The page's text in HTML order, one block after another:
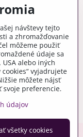
na stiahnutie
návštevy tejto
a zhromažďovanie
môžeme použiť
údaje sa
alebo iných
vyjadrujete
môžete nájsť
preferencie.
údajov
všetky cookies